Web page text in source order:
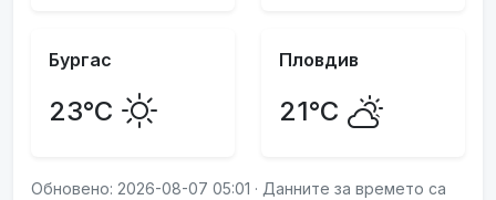
Бургас
23°C
Пловдив
21°C
Обновено: 2026-08-07 05:01 · Данните за времето са